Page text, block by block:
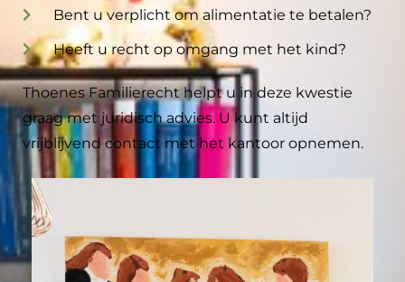
Bent u verplicht om alimentatie te betalen?
Heeft u recht op omgang met het kind?
Thoenes Familierecht helpt u in deze kwestie
graag met juridisch advies. U kunt altijd
vrijblijvend contact met het kantoor opnemen.